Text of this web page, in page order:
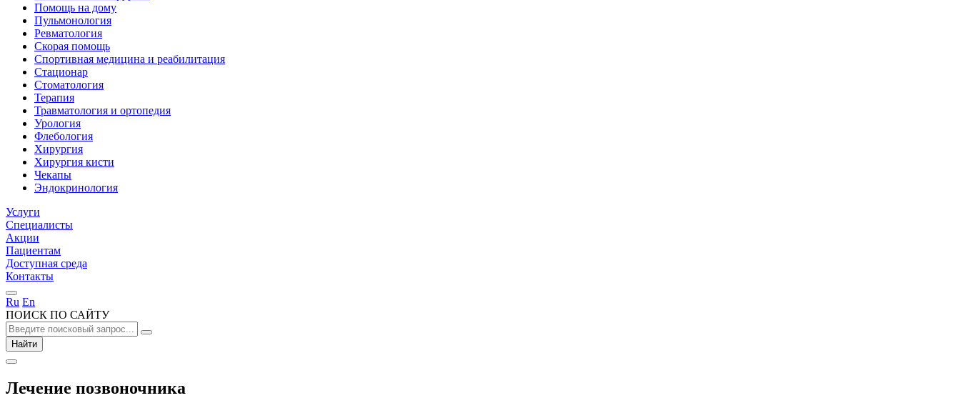
Помощь на дому
Пульмонология
Ревматология
Скорая помощь
Спортивная медицина и реабилитация
Стационар
Стоматология
Терапия
Травматология и ортопедия
Урология
Флебология
Хирургия
Хирургия кисти
Чекапы
Эндокринология
Услуги
Специалисты
Акции
Пациентам
Доступная среда
Контакты
Ru En
ПОИСК ПО САЙТУ
Найти
Лечение позвоночника